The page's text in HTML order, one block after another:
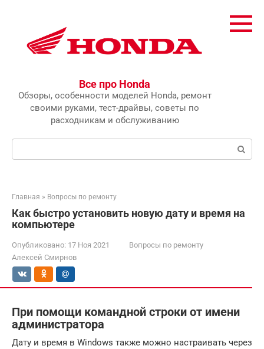
Все про Honda
Обзоры, особенности моделей Honda, ремонт
своими руками, тест-драйвы, советы по
расходникам и обслуживанию
Главная » Вопросы по ремонту
Как быстро установить новую дату и время на
компьютере
Опубликовано: 17 Ноя 2021
Вопросы по ремонту
Алексей Смирнов
При помощи командной строки от имени
администратора
Дату и время в Windows также можно настраивать через